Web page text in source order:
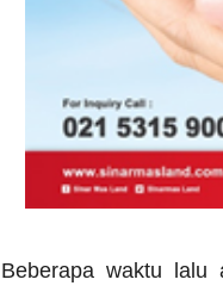
Beberapa waktu lalu